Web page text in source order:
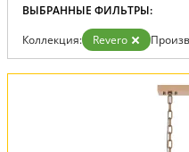
ВЫБРАННЫЕ ФИЛЬТРЫ:
Коллекция: Revero